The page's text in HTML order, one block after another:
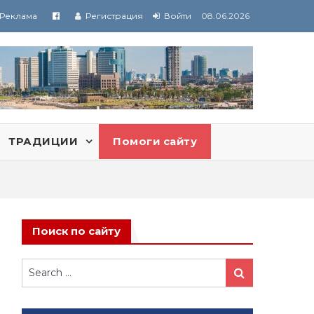
Реклама Регистрация Войти 08.06.2026
ТРАДИЦИИ Помоги сайту
Поиск по сайту
Search
for:
Search